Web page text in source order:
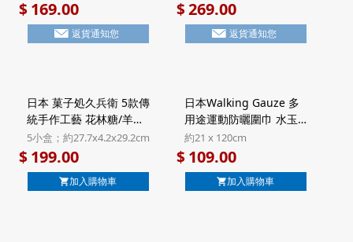
朱古力 Millefeuille酥餅
禮盒 Halal清真食品 (1盒
6件)【市集世界 - 日本市
$169.00
返貨通知您
化酥餅 豪華鐵罐禮盒 (1
盒16件)【市集世界 - 日
本市集】
$269.00
返貨通知您
日本 菓子処久兵衛 5款傳
統手作工藝 花林糖/羊羹
雜錦禮盒 5小盒裝 (818)
【市集世界 - 日本市集】
5小盒；約27.7x4.2x29.2cm
$199.00
加入購物車
日本Walking Gauze 多
用途運動防曬圍巾 水玉
藍色 日本製 UV加工 純棉
三重紗巾【市集世界 - 日
本市集】
約21 x 120cm
$109.00
加入購物車